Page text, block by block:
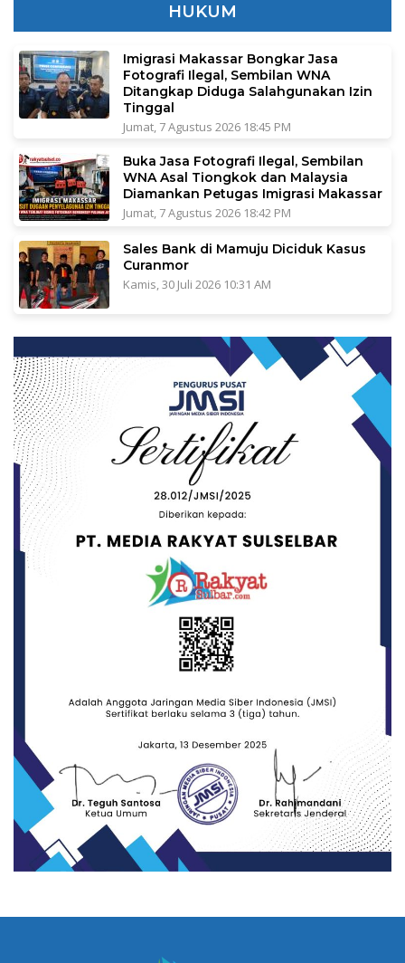
HUKUM
Imigrasi Makassar Bongkar Jasa
Fotografi Ilegal, Sembilan WNA
Ditangkap Diduga Salahgunakan Izin
Tinggal
Jumat, 7 Agustus 2026 18:45 PM
Buka Jasa Fotografi Ilegal, Sembilan
WNA Asal Tiongkok dan Malaysia
Diamankan Petugas Imigrasi Makassar
Jumat, 7 Agustus 2026 18:42 PM
Sales Bank di Mamuju Diciduk Kasus
Curanmor
Kamis, 30 Juli 2026 10:31 AM